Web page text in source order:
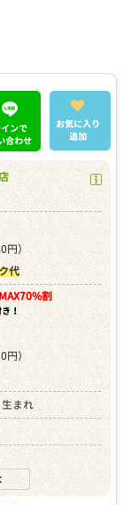
ンで
合わせ
お気に入り
追加
円）
代
割
！
）
まれ